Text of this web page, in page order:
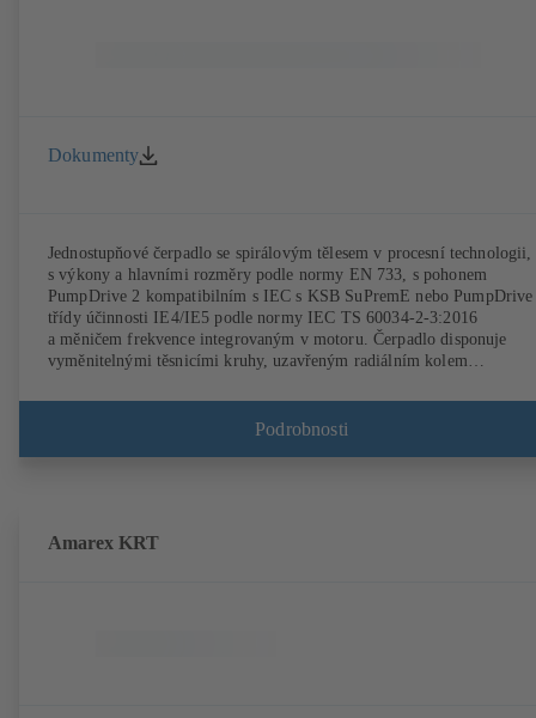
Dokumenty
Jednostupňové čerpadlo se spirálovým tělesem v procesní technologii,
s výkony a hlavními rozměry podle normy EN 733, s pohonem
PumpDrive 2 kompatibilním s IEC s KSB SuPremE nebo PumpDrive
třídy účinnosti IE4/IE5 podle normy IEC TS 60034-2-3:2016
a měničem frekvence integrovaným v motoru. Čerpadlo disponuje
vyměnitelnými těsnicími kruhy, uzavřeným radiálním kolem
mechanickými ucpávkami dle EN 12756, hřídelí s výměnným
ochranným pouzdrem v oblasti hřídelového těsnění. Procesní
směrnic ErP.
Podrobnosti
Amarex KRT